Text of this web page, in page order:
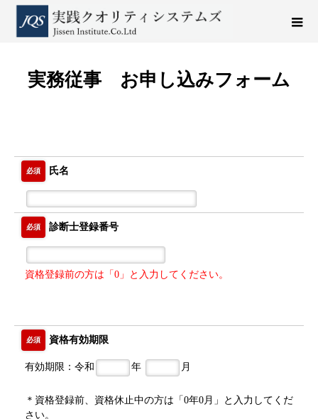
実務従事 お申し込みフォーム
氏名
必須
必須 診断士登録番号
資格登録前の方は「0」と入力してください。
資格有効期限
必須
有効期限：令和 年 月
＊資格登録前、資格休止中の方は「0年0月」と入力してくだ
さい。